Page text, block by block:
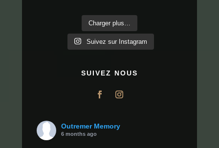
Charger plus…
Suivez sur Instagram
SUIVEZ NOUS
Outremer Memory
6 months ago